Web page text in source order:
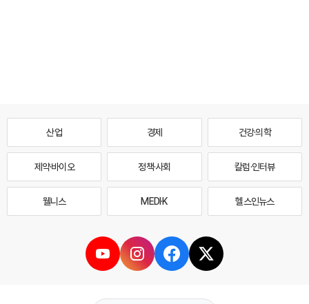
산업 경제 건강·의학
제약·바이오 정책·사회 칼럼·인터뷰
웰니스 MEDI·K 헬스인뉴스